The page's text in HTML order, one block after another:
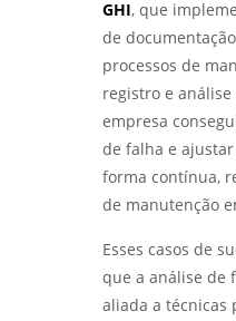
GHI, que
de
processos de
registro e análise
empresa
de falha e
forma contínua,
de manutenção
Esses casos de
que a análise de
aliada a técnicas